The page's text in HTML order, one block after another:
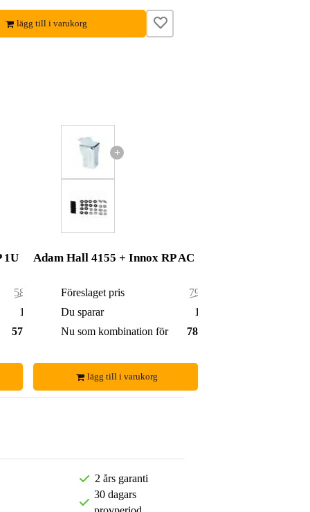
lägg till i varukorg
1U
58,00 kr
1,00 kr
57,00 kr
+
Adam Hall 4155 + Innox RP AC
Föreslaget pris
79,00 kr
Du sparar
1,00 kr
Nu som kombination för
78,00 kr
lägg till i varukorg
2 års garanti
30 dagars